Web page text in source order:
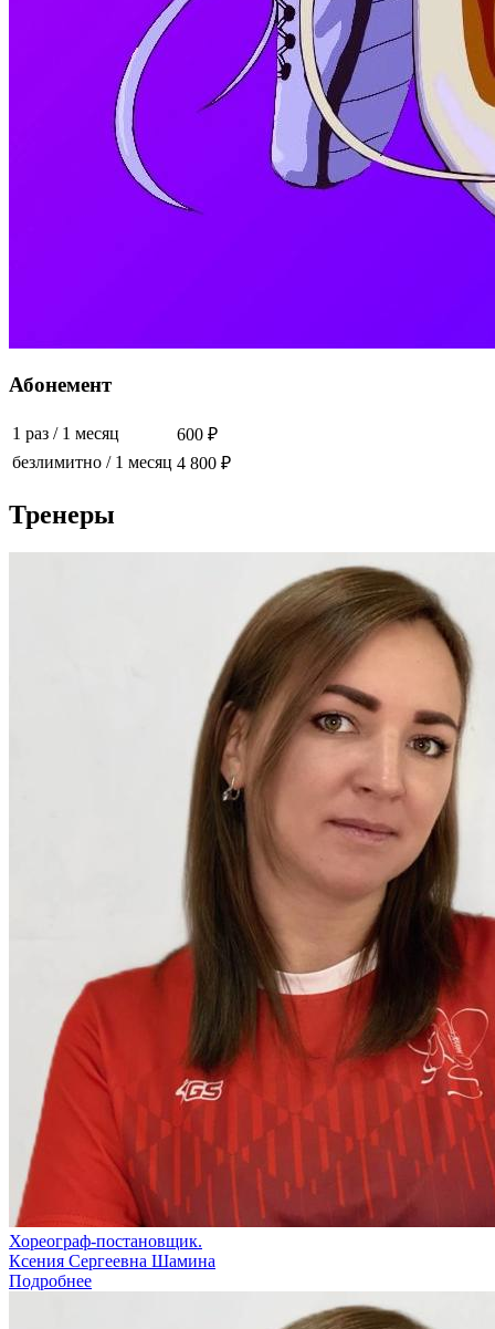
Абонемент
1 раз / 1 месяц
600 ₽
безлимитно / 1 месяц 4 800 ₽
Тренеры
Хореограф-постановщик.
Ксения Сергеевна Шамина
Подробнее